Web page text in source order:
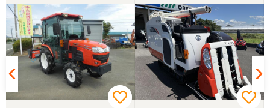
に伺い持ち帰りましたが、出品画像と違い確認した
所、安い方を渡されました。 出品者に問い合わせま
したが、高い方は「先に購入した者が引き取り済み
で安い方でお願いしたい」との事。 では先の安い方
との差額分を返金と交渉しましたが、「難しい」と
の事。カバーが脱落していて、使用に難が有る事を
伝えたところ、そのカバー代金で妥協する事になり
ました。 「管理する者が間違えて管理番号を貼り付
けた」 といっておりましたが、とても残念な気持